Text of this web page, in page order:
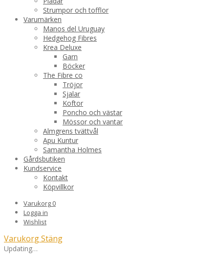
Strumpor och tofflor
Varumärken
Manos del Uruguay
Hedgehog Fibres
Krea Deluxe
Garn
Böcker
The Fibre co
Tröjor
Sjalar
Koftor
Poncho och västar
Mössor och vantar
Almgrens tvättvål
Apu Kuntur
Samantha Holmes
Gårdsbutiken
Kundservice
Kontakt
Köpvillkor
Varukorg 0
Logga in
Wishlist
VarukorgStäng
Updating…